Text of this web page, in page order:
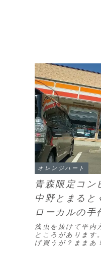
オレンジハート
青森限定コン
中野とまると
ローカルの手
しいお店
浅虫を抜けて平内
ところがあります
げ買うが？ままあ
いうことで今回は